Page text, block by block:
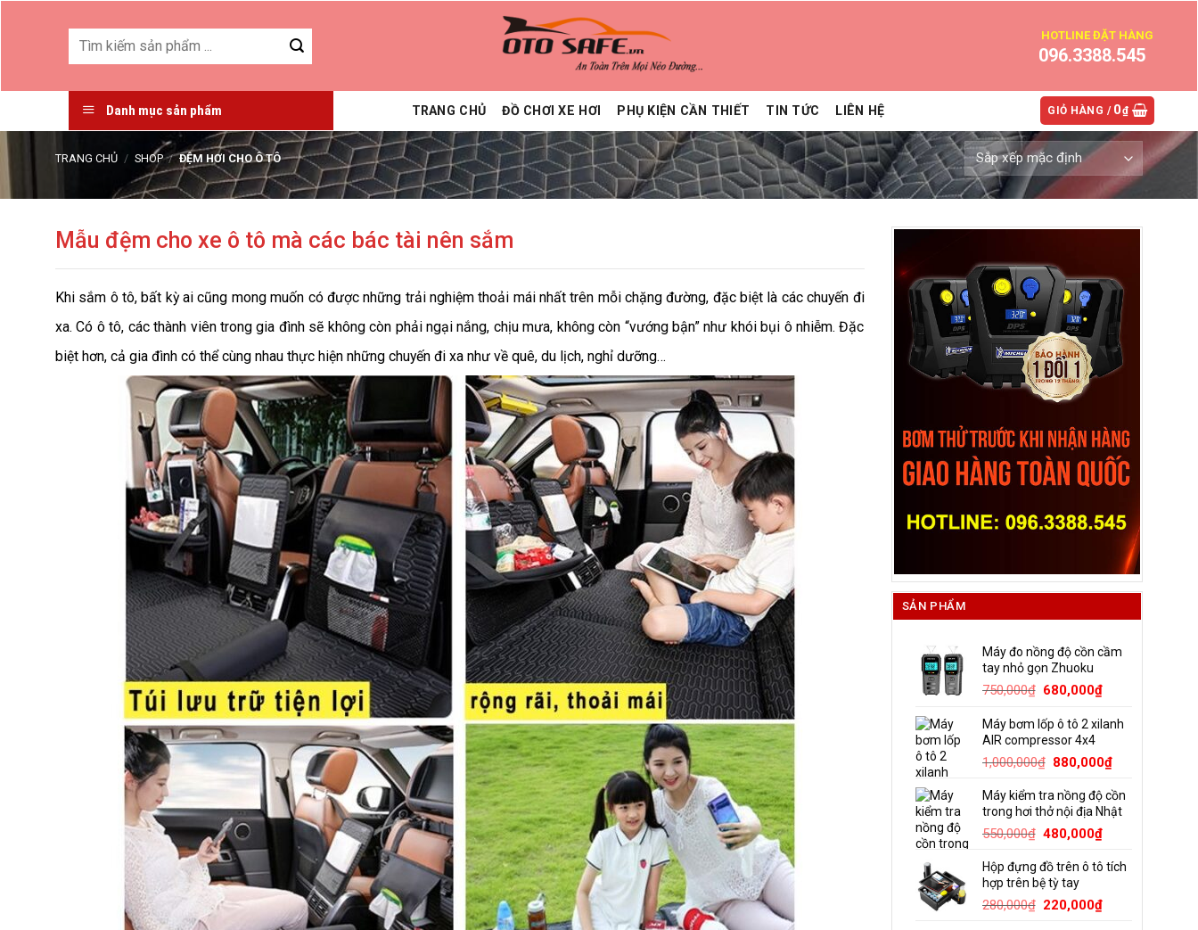
kiếm:
HOTLINE ĐẶT HÀNG
096.3388.545
Danh mục sản phẩm TRANG CHỦ ĐỒ CHƠI XE HƠI PHỤ KIỆN CẦN THIẾT TIN TỨC LIÊN HỆ GIỎ HÀNG / 0₫
TRANG CHỦ / SHOP / ĐỆM HƠI CHO Ô TÔ
Mẫu đệm cho xe ô tô mà các bác tài nên sắm
Khi sắm ô tô, bất kỳ ai cũng mong muốn có được những trải nghiệm thoải mái nhất trên mỗi chặng đường, đặc biệt là các chuyến đi
xa. Có ô tô, các thành viên trong gia đình sẽ không còn phải ngại nắng, chịu mưa, không còn “vướng bận” như khói bụi ô nhiễm. Đặc
biệt hơn, cả gia đình có thể cùng nhau thực hiện những chuyến đi xa như về quê, du lịch, nghỉ dưỡng…
SẢN PHẨM
Máy đo nồng độ cồn cầm
tay nhỏ gọn Zhuoku
750,000₫ Giá
là:
750,000₫.
680,000₫Giá
tại
680,000₫.
Máy bơm lốp ô tô 2 xilanh
AIR compressor 4x4
1,000,000₫ Giá
là:
1,000,000₫.
880,000₫Giá
tại
là:
Máy kiểm tra nồng độ cồn
trong hơi thở nội địa Nhật
550,000₫ Giá
là:
550,000₫.
480,000₫Giá
tại
480,000₫.
Hộp đựng đồ trên ô tô tích
hợp trên bệ tỳ tay
280,000₫ Giá
220,000₫Giá